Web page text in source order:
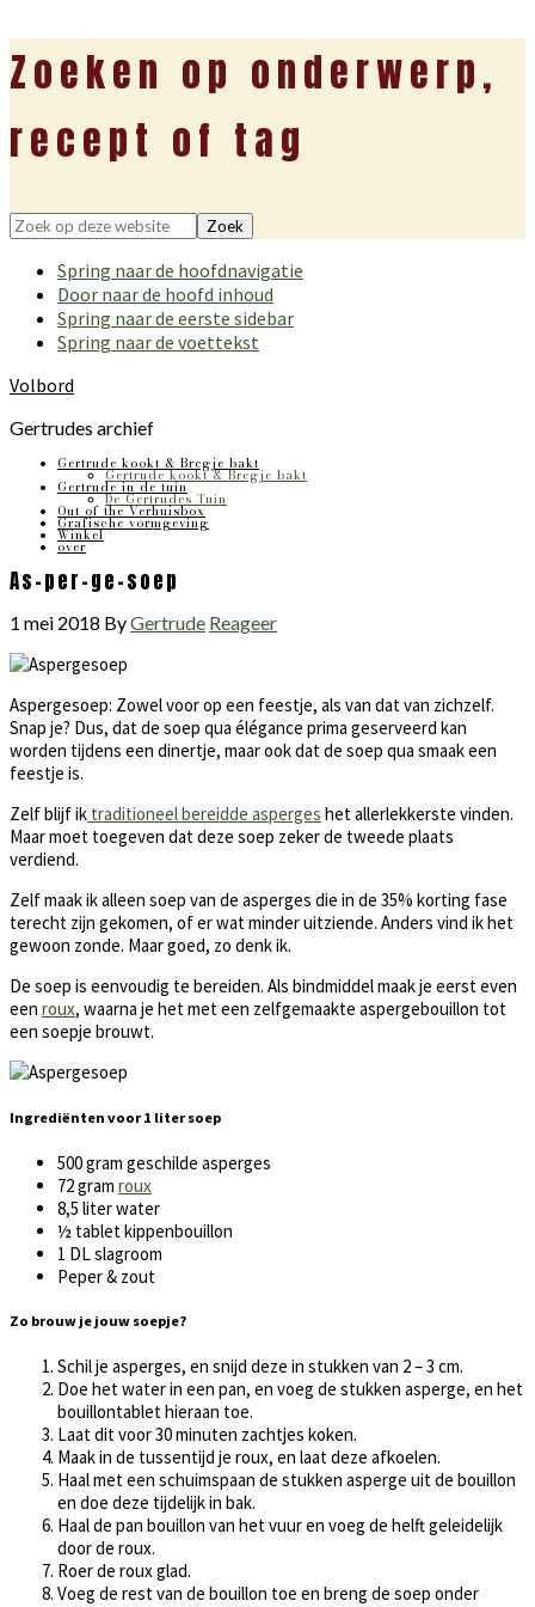
Zoeken op onderwerp,
recept of tag
Zoek
deze
website
Spring naar de hoofdnavigatie
Door naar de hoofd inhoud
Spring naar de eerste sidebar
Spring naar de voettekst
Volbord
Gertrudes archief
Gertrude kookt & Bregje bakt
Gertrude kookt & Bregje bakt
Gertrude in de tuin
De Gertrudes Tuin
Out of the Verhuisbox
Grafische vormgeving
Winkel
over
As-per-ge-soep
1 mei 2018 ByGertrude Reageer
Aspergesoep: Zowel voor op een feestje, als van dat van zichzelf.
Snap je? Dus, dat de soep qua élégance prima geserveerd kan
worden tijdens een dinertje, maar ook dat de soep qua smaak een
feestje is.
Zelf blijf ik traditioneel bereidde asperges het allerlekkerste vinden.
Maar moet toegeven dat deze soep zeker de tweede plaats
verdiend.
Zelf maak ik alleen soep van de asperges die in de 35% korting fase
terecht zijn gekomen, of er wat minder uitziende. Anders vind ik het
gewoon zonde. Maar goed, zo denk ik.
De soep is eenvoudig te bereiden. Als bindmiddel maak je eerst even
een roux, waarna je het met een zelfgemaakte aspergebouillon tot
een soepje brouwt.
Ingrediënten voor 1 liter soep
500 gram geschilde asperges
72 gram roux
8,5 liter water
½ tablet kippenbouillon
1 DL slagroom
Peper & zout
Zo brouw je jouw soepje?
Schil je asperges, en snijd deze in stukken van 2 – 3 cm.
Doe het water in een pan, en voeg de stukken asperge, en het
bouillontablet hieraan toe.
Laat dit voor 30 minuten zachtjes koken.
Maak in de tussentijd je roux, en laat deze afkoelen.
Haal met een schuimspaan de stukken asperge uit de bouillon
en doe deze tijdelijk in bak.
Haal de pan bouillon van het vuur en voeg de helft geleidelijk
door de roux.
Roer de roux glad.
Voeg de rest van de bouillon toe en breng de soep onder